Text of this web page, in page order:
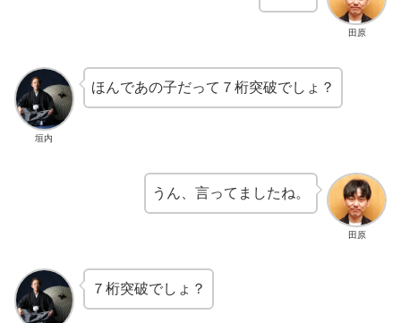
田原
垣内
ほんであの子だって７桁突破でしょ？
田原
うん、言ってましたね。
７桁突破でしょ？